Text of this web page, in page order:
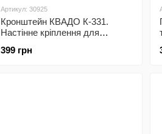
Артикул: 30925
Кронштейн КВАДО К-331.
Настінне кріплення для
399 грн